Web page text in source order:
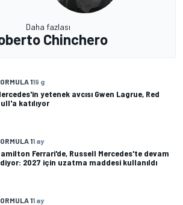
Daha fazlası
Chinchero
119 g
yetenek avcısı Gwen Lagrue, Red
katılıyor
11 ay
Ferrari'de, Russell Mercedes'te devam
2027 için uzatma maddesi kullanıldı
11 ay